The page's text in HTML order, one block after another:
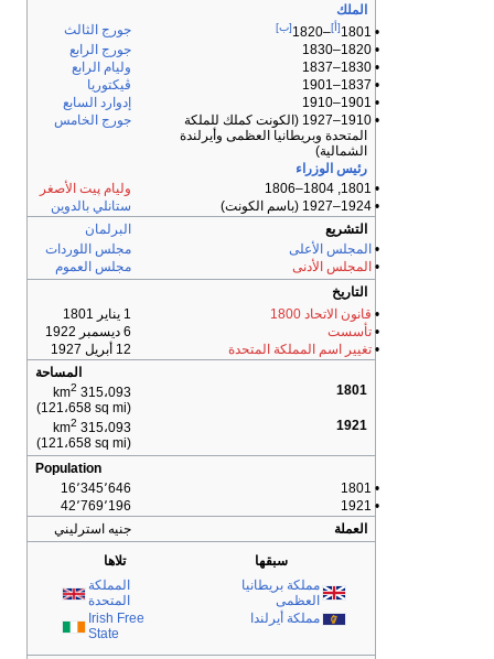
الملك
• 1801
[أ]–1820 [ب]
جورج الثالث
• 1820–1830
جورج الرابع
• 1830–1837
وليام الرابع
• 1837–1901
ڤيكتوريا
• 1901–1910
إدوارد السابع
• 1910–1927 (الكونت كملك للملكة
المتحدة وبريطانيا العظمى وأيرلندة
الشمالية)
جورج الخامس
رئيس الوزراء
• 1801, 1804–1806
وليام پيت الأصغر
• 1924–1927 (باسم الكونت)
ستانلي بالدوين
التشريع
البرلمان
• المجلس الأعلى
مجلس اللوردات
• المجلس الأدنى
مجلس العموم
التاريخ
• قانون الاتحاد 1800
1 يناير 1801
•تأسست
6 ديسمبر 1922
•تغيير اسم المملكة المتحدة
12 أبريل 1927
المساحة
1801
315،093 km 2
(121،658 sq mi)
1921
315،093 km 2
(121،658 sq mi)
Population
• 1801
16٬345٬646
• 1921
42٬769٬196
العملة
جنيه استرليني
سبقها
تلاها
مملكة بريطانيا
العظمى
مملكة أيرلندا
المملكة
المتحدة
Irish Free
State